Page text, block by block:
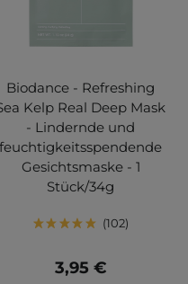
Biodance - Refreshing
Kelp Real Deep Mask
- Lindernde und
feuchtigkeitsspendende
Gesichtsmaske - 1
Stück/34g
102
3,95 €